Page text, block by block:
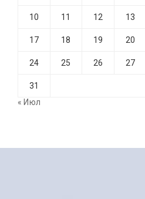
10 11 12 13
17 18 19 20
24 25 26 27
31
« Июл